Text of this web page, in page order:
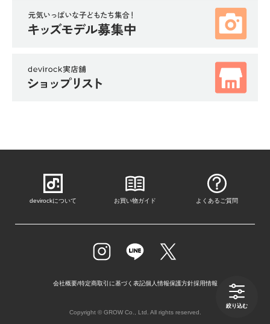
devirockについて お買い物ガイド よくあるご質問
会社概要/特定商取引に基づく表記個人情報保護方針採用情報
Copyright © GROW Co., Ltd. All rights reserved.
絞り込む